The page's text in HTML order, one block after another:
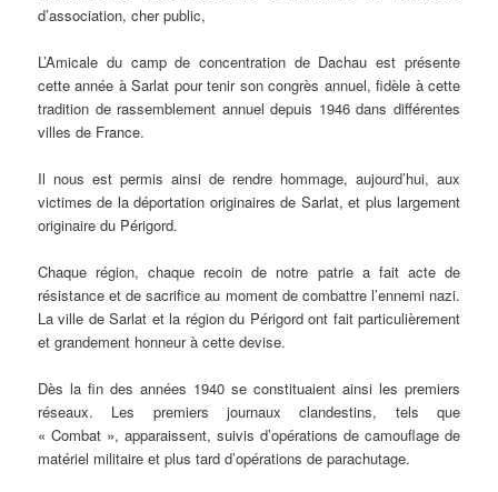
d’association, cher public,
L’Amicale du camp de concentration de Dachau est présente
cette année à Sarlat pour tenir son congrès annuel, fidèle à cette
tradition de rassemblement annuel depuis 1946 dans différentes
villes de France.
Il nous est permis ainsi de rendre hommage, aujourd’hui, aux
victimes de la déportation originaires de Sarlat, et plus largement
originaire du Périgord.
Chaque région, chaque recoin de notre patrie a fait acte de
résistance et de sacrifice au moment de combattre l’ennemi nazi.
La ville de Sarlat et la région du Périgord ont fait particulièrement
et grandement honneur à cette devise.
Dès la fin des années 1940 se constituaient ainsi les premiers
réseaux. Les premiers journaux clandestins, tels que
« Combat », apparaissent, suivis d’opérations de camouflage de
matériel militaire et plus tard d’opérations de parachutage.